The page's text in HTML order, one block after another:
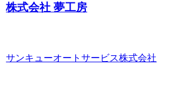
株式会社 夢工房
サンキューオートサービス株式会社